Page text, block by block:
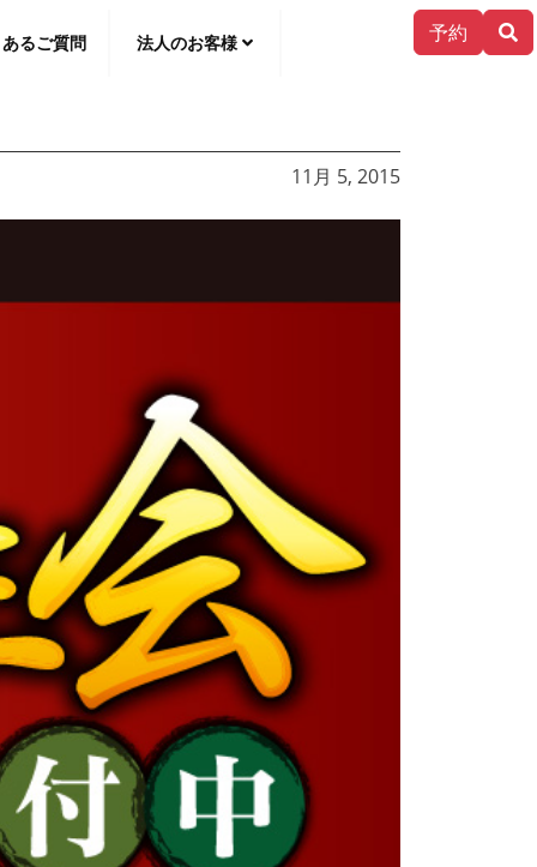
予約
るご質問 法人のお客様
11月 5, 2015